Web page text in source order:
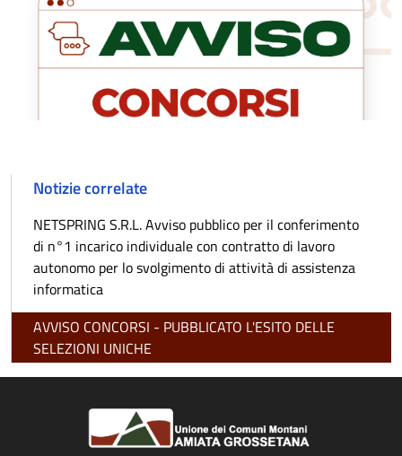
Notizie correlate
NETSPRING S.R.L. Avviso pubblico per il conferimento
di n°1 incarico individuale con contratto di lavoro
autonomo per lo svolgimento di attività di assistenza
informatica
AVVISO CONCORSI - PUBBLICATO L'ESITO DELLE
SELEZIONI UNICHE